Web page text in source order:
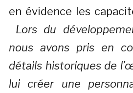
en évidence les
Lors du
nous avons pris en
détails historiques de
lui créer une